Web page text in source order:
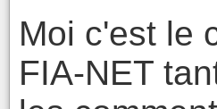
Moi c'est le
FIA-NET